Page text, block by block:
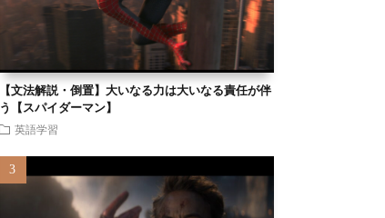
【文法解説・倒置】大いなる力は大いなる責任が伴
う【スパイダーマン】
英語学習